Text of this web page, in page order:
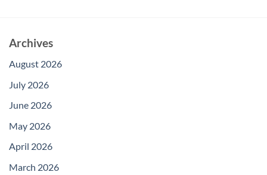
Archives
August 2026
July 2026
June 2026
May 2026
April 2026
March 2026